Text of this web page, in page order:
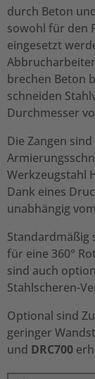
durch Beton
sowohl für den
eingesetzt
brechen Beton
schneiden
Durchmesser
Die Zangen
Werkzeugstahl
Dank eines
unabhängig
Standardmäßig
für eine 360°
sind auch
Stahlscheren-
Optional sind
geringer
und DRC700